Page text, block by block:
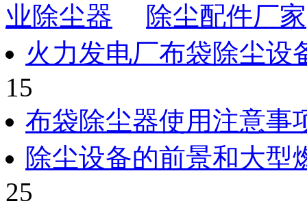
业除尘器
除尘配件厂家
火力发电厂布袋除尘设
15
布袋除尘器使用注意事
除尘设备的前景和大型
25